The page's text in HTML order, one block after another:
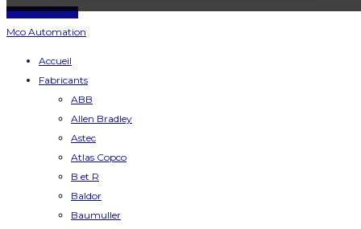
Return to Shop
Mco Automation
Accueil
Fabricants
ABB
Allen Bradley
Astec
Atlas Copco
B et R
Baldor
Baumuller